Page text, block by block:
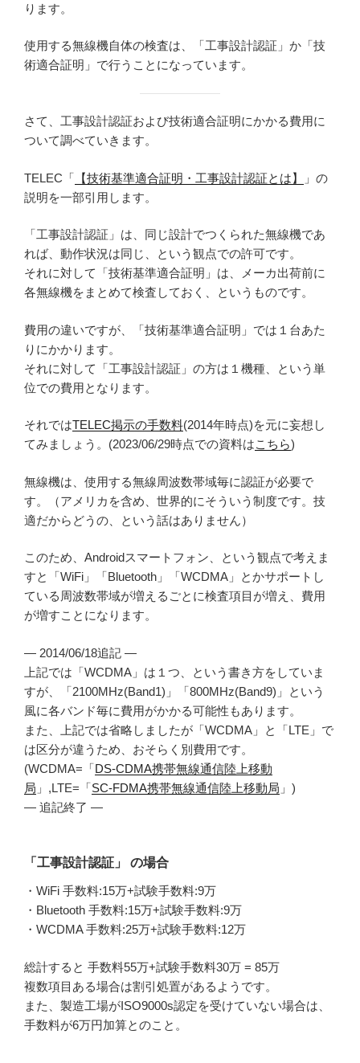
ります。
使用する無線機自体の検査は、「工事設計認証」か「技
術適合証明」で行うことになっています。
さて、工事設計認証および技術適合証明にかかる費用に
ついて調べていきます。
TELEC「 【技術基準適合証明・工事設計認証とは】
」の
説明を一部引用します。
「工事設計認証」は、同じ設計でつくられた無線機であ
れば、動作状況は同じ、という観点での許可です。
それに対して「技術基準適合証明」は、メーカ出荷前に
各無線機をまとめて検査しておく、というものです。
費用の違いですが、「技術基準適合証明」では１台あた
りにかかります。
それに対して「工事設計認証」の方は１機種、という単
位での費用となります。
それではTELEC掲示の手数料(2014年時点)を元に妄想し
てみましょう。(2023/06/29時点での資料はこちら)
無線機は、使用する無線周波数帯域毎に認証が必要で
す。（アメリカを含め、世界的にそういう制度です。技
適だからどうの、という話はありません）
このため、Androidスマートフォン、という観点で考えま
すと「WiFi」「Bluetooth」「WCDMA」とかサポートし
ている周波数帯域が増えるごとに検査項目が増え、費用
が増すことになります。
— 2014/06/18追記 —
上記では「WCDMA」は１つ、という書き方をしていま
すが、「2100MHz(Band1)」「800MHz(Band9)」という
風に各バンド毎に費用がかかる可能性もあります。
また、上記では省略しましたが「WCDMA」と「LTE」で
は区分が違うため、おそらく別費用です。
(WCDMA=「DS-CDMA携帯無線通信陸上移動
局 」,LTE=「SC-FDMA携帯無線通信陸上移動局 」)
— 追記終了 —
「工事設計認証」 の場合
・WiFi 手数料:15万+試験手数料:9万
・Bluetooth 手数料:15万+試験手数料:9万
・WCDMA 手数料:25万+試験手数料:12万
総計すると 手数料55万+試験手数料30万 = 85万
複数項目ある場合は割引処置があるようです。
また、製造工場がISO9000s認定を受けていない場合は、
手数料が6万円加算とのこと。